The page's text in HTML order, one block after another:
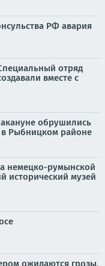
РФ авария
отряд
вместе с
обрушились
в Рыбницком районе
немецко-румынской
исторический музей
ожидаются грозы,